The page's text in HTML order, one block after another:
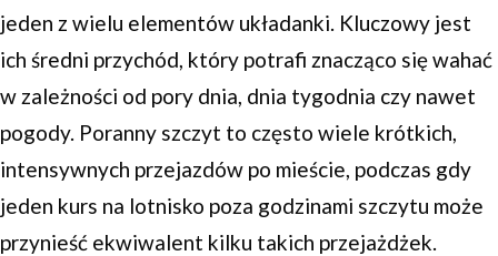
jeden z wielu elementów układanki. Kluczowy jest
ich średni przychód, który potrafi znacząco się wahać
w zależności od pory dnia, dnia tygodnia czy nawet
pogody. Poranny szczyt to często wiele krótkich,
intensywnych przejazdów po mieście, podczas gdy
jeden kurs na lotnisko poza godzinami szczytu może
przynieść ekwiwalent kilku takich przejażdżek.